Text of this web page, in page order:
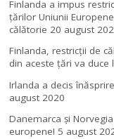
Finlanda a impus
ţărilor Uniunii
călătorie 20 august
Finlanda, restricţii de
din aceste ţări va duce
Irlanda a decis
august 2020
Danemarca și
europene! 5 august